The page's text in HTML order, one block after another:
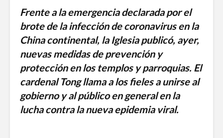
Frente a la emergencia declarada por el
brote de la infección de coronavirus en la
China continental, la Iglesia publicó, ayer,
nuevas medidas de prevención y
protección en los templos y parroquias. El
cardenal Tong llama a los fieles a unirse al
gobierno y al público en general en la
lucha contra la nueva epidemia viral.